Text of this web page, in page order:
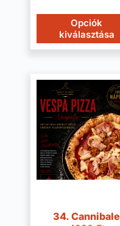
Opciók
kiválasztása
34. Cannibale